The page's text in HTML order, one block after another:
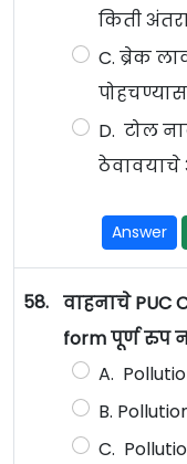
किती
C. ब्रेक
D. टोल
ठेवावयाचे
Answer
58. वाहनाचे PUC
form पूर्ण रुप
A.
B.
C.